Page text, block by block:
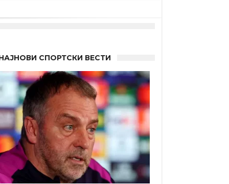
СПОРТСКИ ВЕСТИ